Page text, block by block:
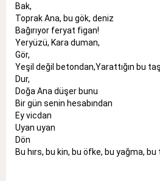
Bak,
Toprak Ana, bu gök, deniz
Bağırıyor feryat figan!
Yeryüzü, Kara duman,
Gör,
Yeşil değil betondan,Yarattığın bu
Dur,
Doğa Ana düşer bunu
Bir gün senin hesabından
Ey vicdan
Uyan uyan
Dön
Bu hırs, bu kin, bu öfke, bu yağma,